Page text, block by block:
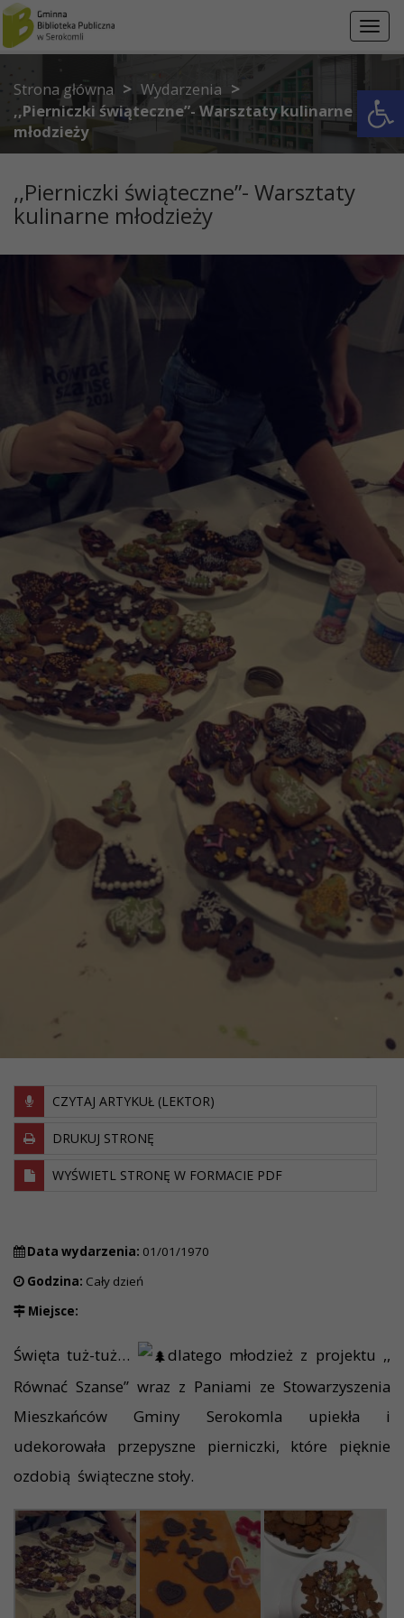
Strona główna > Wydarzenia >
,,Pierniczki świąteczne”- Warsztaty kulinarne
młodzieży
,,Pierniczki świąteczne”- Warsztaty
kulinarne młodzieży
CZYTAJ ARTYKUŁ (LEKTOR)
DRUKUJ STRONĘ
WYŚWIETL STRONĘ W FORMACIE PDF
Data wydarzenia: 01/01/1970
Godzina: Cały dzień
Miejsce:
Święta tuż-tuż…
dlatego młodzież z projektu ,,
Równać Szanse” wraz z Paniami ze Stowarzyszenia
Mieszkańców Gminy Serokomla upiekła i
udekorowała przepyszne pierniczki, które pięknie
ozdobią świąteczne stoły.